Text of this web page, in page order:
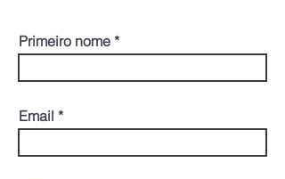
Primeiro nome
Email